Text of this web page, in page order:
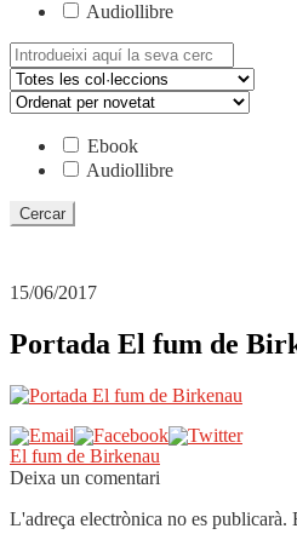
Audiollibre
Cerca:
Ebook
Audiollibre
15/06/2017
Portada El fum de
Navegació
d'entrades
Entrada
anterior:
El fum de Birkenau
Deixa un comentari
L'adreça electrònica no es publicarà.